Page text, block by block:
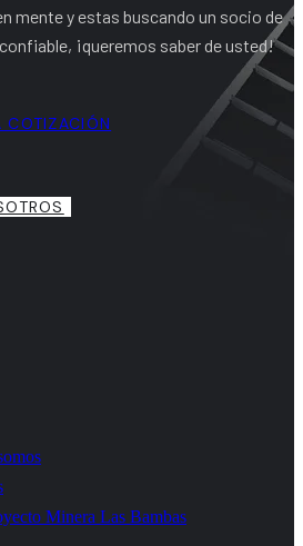
mente y estas buscando un socio de
¡queremos saber de usted!
COTIZACIÓN
Minera Las Bambas